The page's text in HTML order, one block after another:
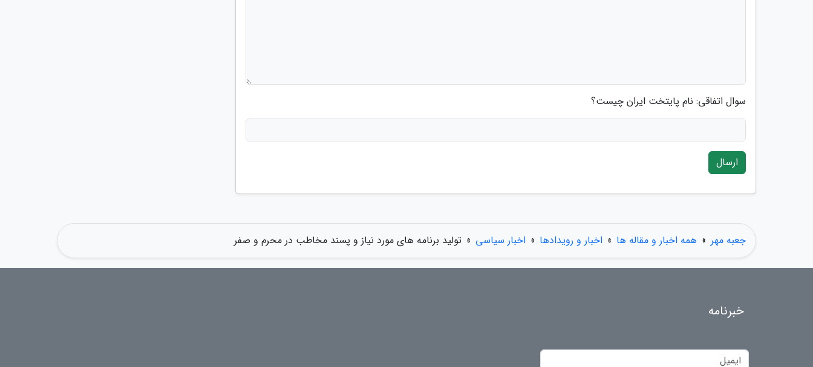
سوال اتفاقی: نام پایتخت ایران چیست؟
ارسال
جعبه مهر » همه اخبار و مقاله ها » اخبار و رویدادها » اخبار سیاسی » تولید برنامه های مورد نیاز و پسند مخاطب در محرم و صفر
خبرنامه